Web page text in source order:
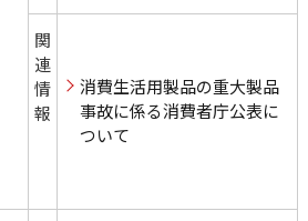
関
連
情
報
消費生活用製品の重大製品
事故に係る消費者庁公表に
ついて